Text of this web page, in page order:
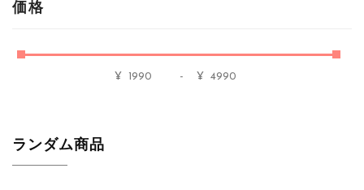
価格
¥ - ¥
ランダム商品